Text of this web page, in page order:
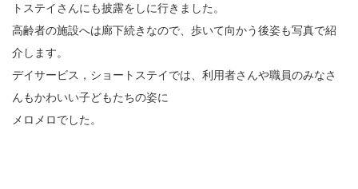
トステイさんにも披露をしに行きました。
高齢者の施設へは廊下続きなので、歩いて向かう後姿も写真で紹
介します。
デイサービス，ショートステイでは、利用者さんや職員のみなさ
んもかわいい子どもたちの姿に
メロメロでした。